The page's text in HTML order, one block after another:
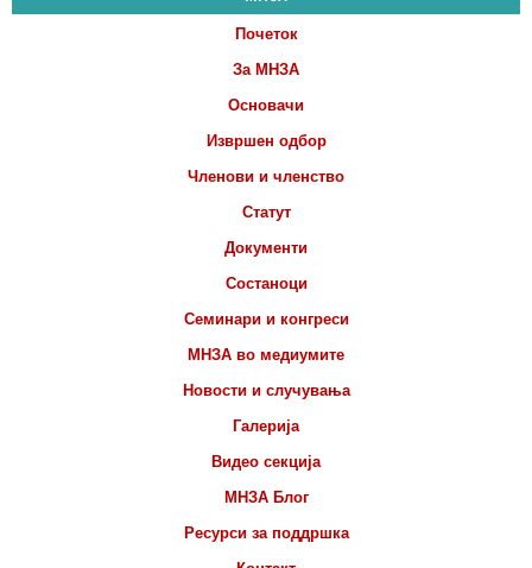
Почеток
За МНЗА
Основачи
Извршен одбор
Членови и членство
Статут
Документи
Состаноци
Семинари и конгреси
МНЗА во медиумите
Новости и случувања
Галерија
Видео секција
МНЗА Блог
Ресурси за поддршка